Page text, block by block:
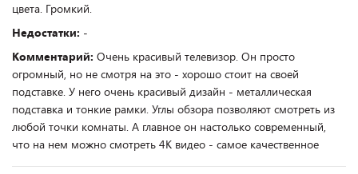
цвета. Громкий.
Недостатки: -
Комментарий: Очень красивый телевизор. Он просто
огромный, но не смотря на это - хорошо стоит на своей
подставке. У него очень красивый дизайн - металлическая
подставка и тонкие рамки. Углы обзора позволяют смотреть из
любой точки комнаты. А главное он настолько современный,
что на нем можно смотреть 4К видео - самое качественное